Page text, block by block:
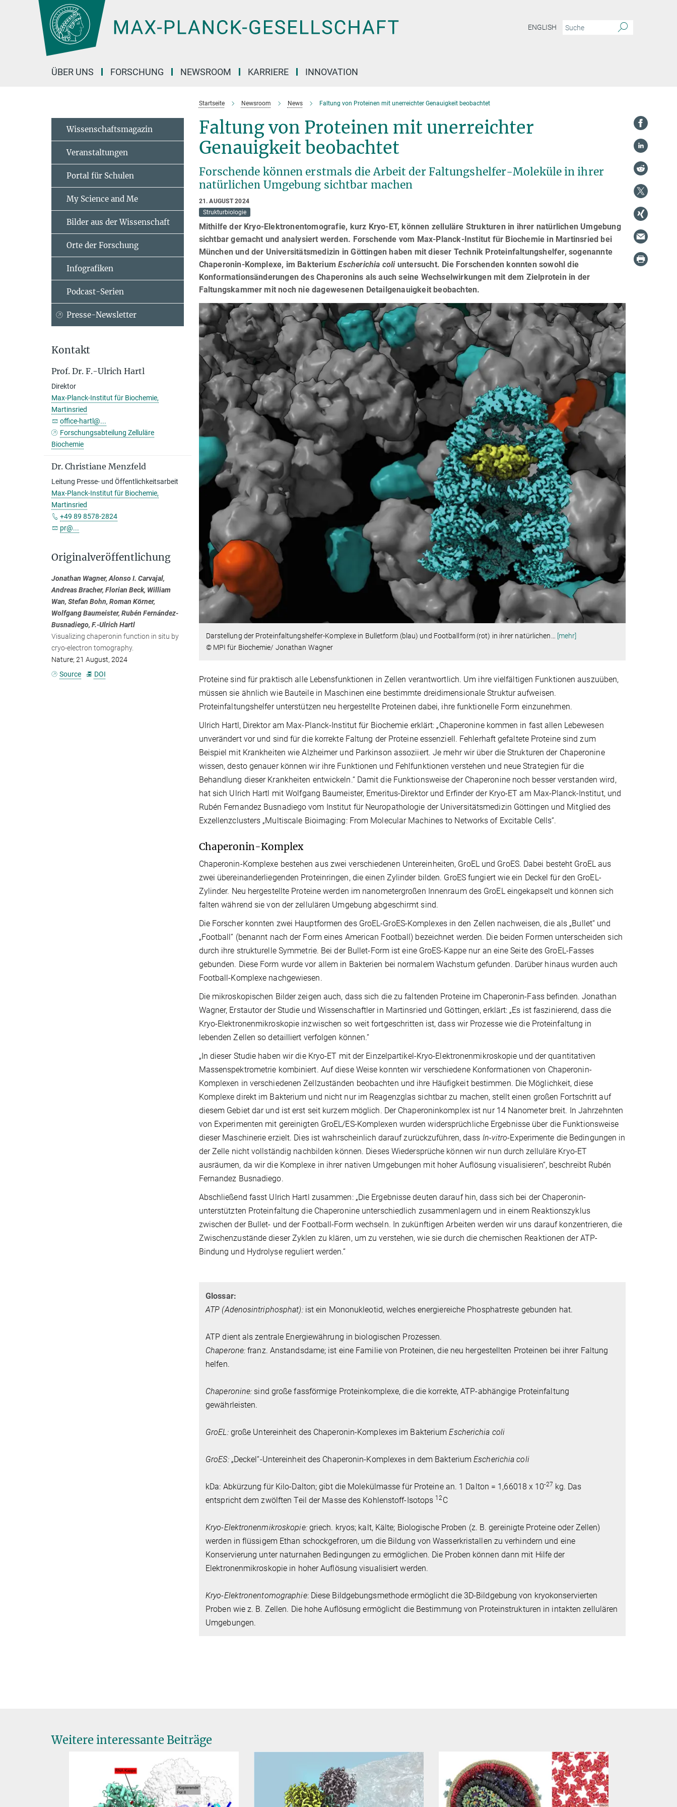
Hauptinhalt
ENGLISH
ÜBER UNS FORSCHUNG NEWSROOM KARRIERE INNOVATION
Startseite Newsroom News Faltung von Proteinen mit unerreichter Genauigkeit beobachtet
Faltung von Proteinen mit unerreichter
Genauigkeit beobachtet
Forschende können erstmals die Arbeit der Faltungshelfer-Moleküle in ihrer
natürlichen Umgebung sichtbar machen
21. AUGUST 2024
Strukturbiologie
Mithilfe der Kryo-Elektronentomografie, kurz Kryo-ET, können zelluläre Strukturen in ihrer natürlichen Umgebung
sichtbar gemacht und analysiert werden. Forschende vom Max-Planck-Institut für Biochemie in Martinsried bei
München und der Universitätsmedizin in Göttingen haben mit dieser Technik Proteinfaltungshelfer, sogenannte
Chaperonin-Komplexe, im BakteriumEscherichia coli untersucht. Die Forschenden konnten sowohl die
Konformationsänderungen des Chaperonins als auch seine Wechselwirkungen mit dem Zielprotein in der
Faltungskammer mit noch nie dagewesenen Detailgenauigkeit beobachten.
Darstellung der Proteinfaltungshelfer-Komplexe in Bulletform (blau) und Footballform (rot) in ihrer natürlichen… [mehr]
© MPI für Biochemie/ Jonathan Wagner
Proteine sind für praktisch alle Lebensfunktionen in Zellen verantwortlich. Um ihre vielfältigen Funktionen auszuüben,
müssen sie ähnlich wie Bauteile in Maschinen eine bestimmte dreidimensionale Struktur aufweisen.
Proteinfaltungshelfer unterstützen neu hergestellte Proteinen dabei, ihre funktionelle Form einzunehmen.
Ulrich Hartl, Direktor am Max-Planck-Institut für Biochemie erklärt: „Chaperonine kommen in fast allen Lebewesen
unverändert vor und sind für die korrekte Faltung der Proteine essenziell. Fehlerhaft gefaltete Proteine sind zum
Beispiel mit Krankheiten wie Alzheimer und Parkinson assoziiert. Je mehr wir über die Strukturen der Chaperonine
wissen, desto genauer können wir ihre Funktionen und Fehlfunktionen verstehen und neue Strategien für die
Behandlung dieser Krankheiten entwickeln.“ Damit die Funktionsweise der Chaperonine noch besser verstanden wird,
hat sich Ulrich Hartl mit Wolfgang Baumeister, Emeritus-Direktor und Erfinder der Kryo-ET am Max-Planck-Institut, und
Rubén Fernandez Busnadiego vom Institut für Neuropathologie der Universitätsmedizin Göttingen und Mitglied des
Exzellenzclusters „Multiscale Bioimaging: From Molecular Machines to Networks of Excitable Cells“.
Chaperonin-Komplex
Chaperonin-Komplexe bestehen aus zwei verschiedenen Untereinheiten, GroEL und GroES. Dabei besteht GroEL aus
zwei übereinanderliegenden Proteinringen, die einen Zylinder bilden. GroES fungiert wie ein Deckel für den GroEL-
Zylinder. Neu hergestellte Proteine werden im nanometergroßen Innenraum des GroEL eingekapselt und können sich
falten während sie von der zellulären Umgebung abgeschirmt sind.
Die Forscher konnten zwei Hauptformen des GroEL-GroES-Komplexes in den Zellen nachweisen, die als „Bullet“ und
„Football“ (benannt nach der Form eines American Football) bezeichnet werden. Die beiden Formen unterscheiden sich
durch ihre strukturelle Symmetrie. Bei der Bullet-Form ist eine GroES-Kappe nur an eine Seite des GroEL-Fasses
gebunden. Diese Form wurde vor allem in Bakterien bei normalem Wachstum gefunden. Darüber hinaus wurden auch
Football-Komplexe nachgewiesen.
Die mikroskopischen Bilder zeigen auch, dass sich die zu faltenden Proteine im Chaperonin-Fass befinden. Jonathan
Wagner, Erstautor der Studie und Wissenschaftler in Martinsried und Göttingen, erklärt: „Es ist faszinierend, dass die
Kryo-Elektronenmikroskopie inzwischen so weit fortgeschritten ist, dass wir Prozesse wie die Proteinfaltung in
lebenden Zellen so detailliert verfolgen können.“
„In dieser Studie haben wir die Kryo-ET mit der Einzelpartikel-Kryo-Elektronenmikroskopie und der quantitativen
Massenspektrometrie kombiniert. Auf diese Weise konnten wir verschiedene Konformationen von Chaperonin-
Komplexen in verschiedenen Zellzuständen beobachten und ihre Häufigkeit bestimmen. Die Möglichkeit, diese
Komplexe direkt im Bakterium und nicht nur im Reagenzglas sichtbar zu machen, stellt einen großen Fortschritt auf
diesem Gebiet dar und ist erst seit kurzem möglich. Der Chaperoninkomplex ist nur 14 Nanometer breit. In Jahrzehnten
von Experimenten mit gereinigten GroEL/ES-Komplexen wurden widersprüchliche Ergebnisse über die Funktionsweise
dieser Maschinerie erzielt. Dies ist wahrscheinlich darauf zurückzuführen, dass In-vitro-Experimente die Bedingungen in
der Zelle nicht vollständig nachbilden können. Dieses Wiedersprüche können wir nun durch zelluläre Kryo-ET
ausräumen, da wir die Komplexe in ihrer nativen Umgebungen mit hoher Auflösung visualisieren“, beschreibt Rubén
Fernandez Busnadiego.
Abschließend fasst Ulrich Hartl zusammen: „Die Ergebnisse deuten darauf hin, dass sich bei der Chaperonin-
unterstützten Proteinfaltung die Chaperonine unterschiedlich zusammenlagern und in einem Reaktionszyklus
zwischen der Bullet- und der Football-Form wechseln. In zukünftigen Arbeiten werden wir uns darauf konzentrieren, die
Zwischenzustände dieser Zyklen zu klären, um zu verstehen, wie sie durch die chemischen Reaktionen der ATP-
Bindung und Hydrolyse reguliert werden.“
Glossar:
ATP (Adenosintriphosphat): ist ein Mononukleotid, welches energiereiche Phosphatreste gebunden hat.
ATP dient als zentrale Energiewährung in biologischen Prozessen.
Chaperone:franz. Anstandsdame; ist eine Familie von Proteinen, die neu hergestellten Proteinen bei ihrer Faltung
helfen.
Chaperonine: sind große fassförmige Proteinkomplexe, die die korrekte, ATP-abhängige Proteinfaltung
gewährleisten.
GroEL: große Untereinheit des Chaperonin-Komplexes im BakteriumEscherichia coli
GroES: „Deckel“-Untereinheit des Chaperonin-Komplexes in dem BakteriumEscherichia coli
kDa: Abkürzung für Kilo-Dalton; gibt die Molekülmasse für Proteine an. 1 Dalton = 1,66018 x 10-27 kg. Das
entspricht dem zwölften Teil der Masse des Kohlenstoff-Isotops 12C
Kryo-Elektronenmikroskopie: griech. kryos; kalt, Kälte; Biologische Proben (z. B. gereinigte Proteine oder Zellen)
werden in flüssigem Ethan schockgefroren, um die Bildung von Wasserkristallen zu verhindern und eine
Konservierung unter naturnahen Bedingungen zu ermöglichen. Die Proben können dann mit Hilfe der
Elektronenmikroskopie in hoher Auflösung visualisiert werden.
Kryo-Elektronentomographie: Diese Bildgebungsmethode ermöglicht die 3D-Bildgebung von kryokonservierten
Proben wie z. B. Zellen. Die hohe Auflösung ermöglicht die Bestimmung von Proteinstrukturen in intakten zellulären
Umgebungen.
Wissenschaftsmagazin
Veranstaltungen
Portal für Schulen
My Science and Me
Bilder aus der Wissenschaft
Orte der Forschung
Infografiken
Podcast-Serien
Presse-Newsletter
Kontakt
Prof. Dr. F.-Ulrich Hartl
Direktor
Max-Planck-Institut für Biochemie,
Martinsried
office-hartl@...
Forschungsabteilung Zelluläre
Biochemie
Dr. Christiane Menzfeld
Leitung Presse- und Öffentlichkeitsarbeit
Max-Planck-Institut für Biochemie,
Martinsried
+49 89 8578-2824
pr@...
Originalveröffentlichung
Jonathan Wagner, Alonso I. Carvajal,
Andreas Bracher, Florian Beck, William
Wan, Stefan Bohn, Roman Körner,
Wolfgang Baumeister, Rubén Fernández-
Busnadiego, F.-Ulrich Hartl
Visualizing chaperonin function in situ by
cryo-electron tomography.
Nature; 21 August, 2024
Source
DOI
Weitere interessante Beiträge